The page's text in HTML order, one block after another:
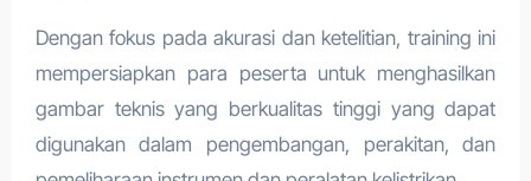
Dengan fokus pada akurasi dan ketelitian, training ini
mempersiapkan para peserta untuk menghasilkan
gambar teknis yang berkualitas tinggi yang dapat
digunakan dalam pengembangan, perakitan, dan